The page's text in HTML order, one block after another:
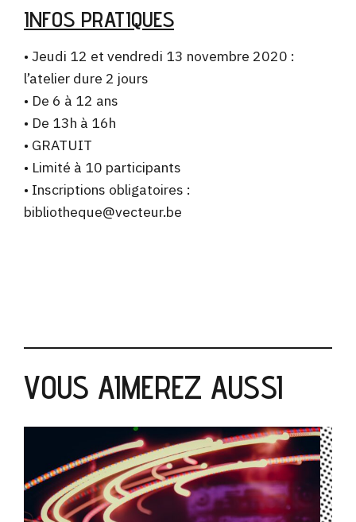
INFOS PRATIQUES
• Jeudi 12 et vendredi 13 novembre 2020 :
l’atelier dure 2 jours
• De 6 à 12 ans
• De 13h à 16h
• GRATUIT
• Limité à 10 participants
• Inscriptions obligatoires :
bibliotheque@vecteur.be
VOUS AIMEREZ AUSSI